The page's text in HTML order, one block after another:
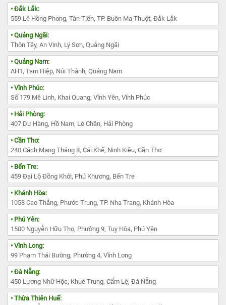
• Đắk Lắk:
559 Lê Hồng Phong, Tân Tiến, TP. Buôn Ma Thuột, Đắk Lắk
• Quảng Ngãi:
Thôn Tây, An Vinh, Lý Sơn, Quảng Ngãi
• Quảng Nam:
AH1, Tam Hiệp, Núi Thành, Quảng Nam
• Vĩnh Phúc:
Số 179 Mê Linh, Khai Quang, Vĩnh Yên, Vĩnh Phúc
• Hải Phòng:
407 Dư Hàng, Hồ Nam, Lê Chân, Hải Phòng
• Cần Thơ:
240 Cách Mạng Tháng 8, Cái Khế, Ninh Kiều, Cần Thơ
• Bến Tre:
459 Đại Lộ Đồng Khởi, Phú Khương, Bến Tre
• Khánh Hòa:
1058 Cao Thắng, Phước Trung, TP. Nha Trang, Khánh Hòa
• Phú Yên:
1500 Nguyễn Hữu Thọ, Phường 9, Tuy Hòa, Phú Yên
• Vĩnh Long:
99 Phạm Thái Bường, Phường 4, Vĩnh Long
• Đà Nẵng:
450 Lương Nhữ Hộc, Khuê Trung, Cẩm Lệ, Đà Nẵng
• Thừa Thiên Huế: